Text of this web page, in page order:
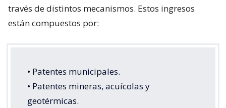
través de distintos mecanismos. Estos ingresos
están compuestos por:
• Patentes municipales.
• Patentes mineras, acuícolas y
geotérmicas.